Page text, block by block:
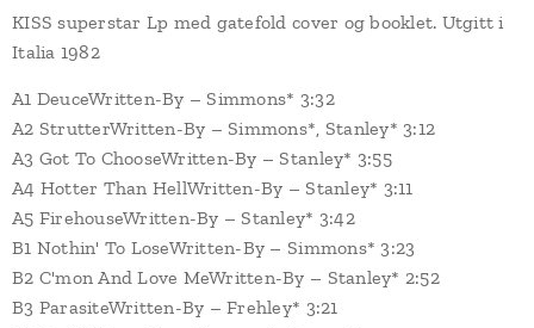
KISS superstar Lp med gatefold cover og booklet. Utgitt i
Italia 1982
A1 DeuceWritten-By – Simmons* 3:32
A2 StrutterWritten-By – Simmons*, Stanley* 3:12
A3 Got To ChooseWritten-By – Stanley* 3:55
A4 Hotter Than HellWritten-By – Stanley* 3:11
A5 FirehouseWritten-By – Stanley* 3:42
B1 Nothin' To LoseWritten-By – Simmons* 3:23
B2 C'mon And Love MeWritten-By – Stanley* 2:52
B3 ParasiteWritten-By – Frehley* 3:21